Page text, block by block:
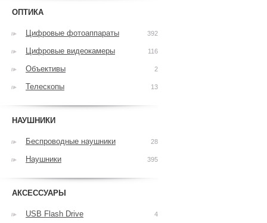
ОПТИКА
Цифровые фотоаппараты 392
Цифровые видеокамеры 116
Объективы 2
Телескопы 13
НАУШНИКИ
Беспроводные наушники 28
Наушники 395
АКСЕССУАРЫ
USB Flash Drive 4